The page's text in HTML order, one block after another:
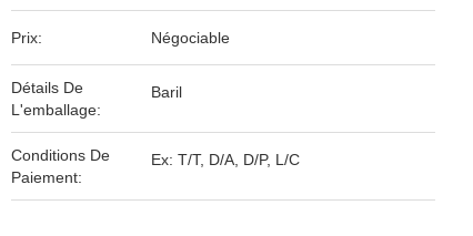
Prix: Négociable
Détails De
L'emballage:
Baril
Conditions De
Paiement:
Ex: T/T, D/A, D/P, L/C